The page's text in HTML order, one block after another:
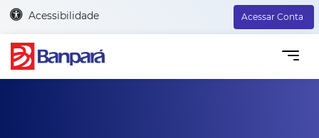
Acessibilidade Acessar Conta